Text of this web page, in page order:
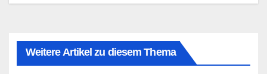
Weitere Artikel zu diesem Thema